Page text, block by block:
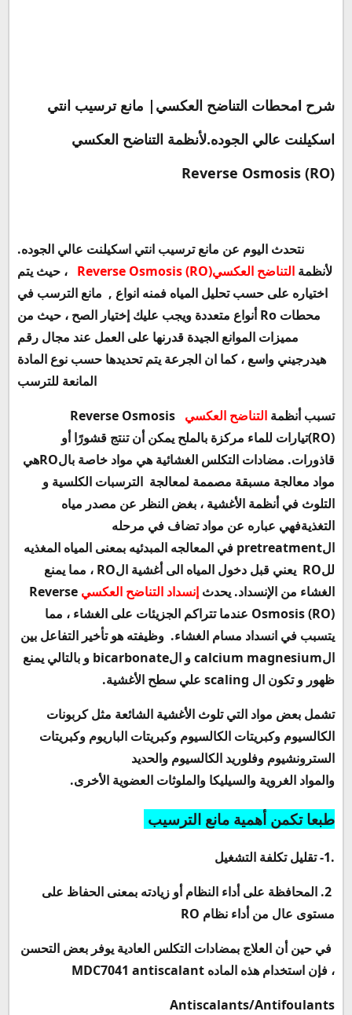
شرح lمحطات التناضح العكسي| مانع ترسيب انتي
اسكيلنت عالي الجوده.لأنظمة التناضح العكسي
Reverse Osmosis (RO)
نتحدث اليوم عن مانع ترسيب انتي اسكيلنت عالي الجوده.
لأنظمة التناضح العكسيReverse Osmosis (RO) ، حيث يتم
اختياره على حسب تحليل المياه فمنه انواع , مانع الترسب في
محطات Roأنواع متعددة ويجب عليك إختيار الصح ، حيث من
مميزات الموانع الجيدة قدرنها على العمل عند مجال رقم
هيدرجيني واسع ، كما ان الجرعة يتم تحديدها حسب نوع المادة
المانعة للترسب
تسبب أنظمة التناضح العكسي Reverse Osmosis
(RO)تيارات للماء مركزة بالملح يمكن أن تنتج قشورًا أو
قاذورات. مضادات التكلس الغشائية هي مواد خاصة بالROهي
مواد معالجة مسبقة مصممة لمعالجة الترسبات الكلسية و
التلوث في أنظمة الأغشية ، بغض النظر عن مصدر مياه
التغذيةفهي عباره عن مواد تضاف في مرحله
الpretreatment في المعالجه المبدئيه بمعنى المياه المغذيه
للRO يعني قبل دخول المياه الى أغشية الRO ، مما يمنع
الغشاء من الإنسداد. يحدث إنسداد التناضح العكسي Reverse
Osmosis (RO) عندما تتراكم الجزيئات على الغشاء ، مما
يتسبب في انسداد مسام الغشاء. وظيفته هو تأخير التفاعل بين
الcalcium magnesiumو الbicarbonate و بالتالي يمنع
ظهور و تكون ال scaling علي سطح الأغشية.
تشمل بعض مواد التي تلوث الأغشية الشائعة مثل كربونات
الكالسيوم وكبريتات الكالسيوم وكبريتات الباريوم وكبريتات
السترونشيوم وفلوريد الكالسيوم والحديد
والمواد الغروية والسيليكا والملوثات العضوية الأخرى.
طبعا تكمن أهمية مانع الترسيب
.1- تقليل تكلفة التشغيل
2. المحافظة على أداء النظام أو زيادته بمعنى الحفاظ على
مستوى عال من أداء نظام RO
في حين أن العلاج بمضادات التكلس العادية يوفر بعض التحسن
، فإن استخدام هذه الماده MDC7041 antiscalant
Antiscalants/Antifoulants